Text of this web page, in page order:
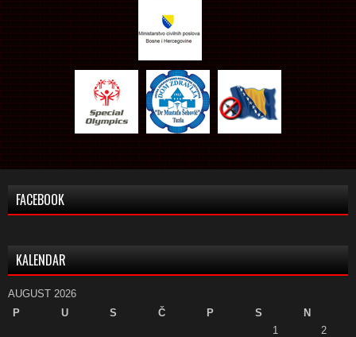
FACEBOOK
KALENDAR
AUGUST 2026
P
U S Č P S
N
1
2